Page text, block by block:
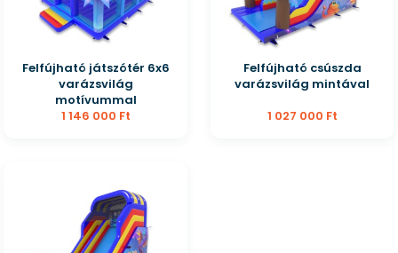
Felfújható játszótér 6x6
varázsvilág
motívummal
1 146 000 Ft
Felfújható csúszda
varázsvilág mintával
1 027 000 Ft